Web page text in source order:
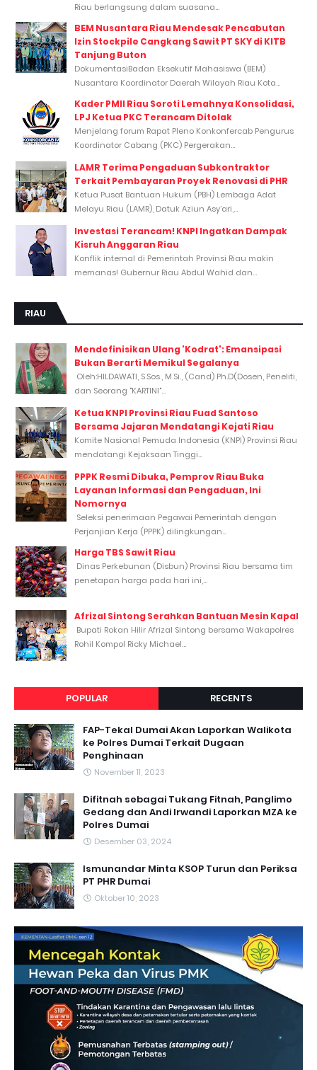
Riau berlangsung dalam suasana...
BEM Nusantara Riau Mendesak Pencabutan
Izin Stockpile Cangkang Sawit PT SKY di KITB
Tanjung Buton
DokumentasiBadan Eksekutif Mahasiswa (BEM)
Nusantara Koordinator Daerah Wilayah Riau Kota...
Kader PMII Riau Soroti Lemahnya Konsolidasi,
LPJ Ketua PKC Terancam Ditolak
Menjelang forum Rapat Pleno Konkonfercab Pengurus
Koordinator Cabang (PKC) Pergerakan...
LAMR Terima Pengaduan Subkontraktor
Terkait Pembayaran Proyek Renovasi di PHR
Ketua Pusat Bantuan Hukum (PBH) Lembaga Adat
Melayu Riau (LAMR), Datuk Aziun Asy’ari,...
Investasi Terancam! KNPI Ingatkan Dampak
Kisruh Anggaran Riau
Konflik internal di Pemerintah Provinsi Riau makin
memanas! Gubernur Riau Abdul Wahid dan...
RIAU
Mendefinisikan Ulang 'Kodrat': Emansipasi
Bukan Berarti Memikul Segalanya
Oleh:HILDAWATI, S.Sos., M.Si., (Cand) Ph.D(Dosen, Peneliti,
dan Seorang "KARTINI"...
Ketua KNPI Provinsi Riau Fuad Santoso
Bersama Jajaran Mendatangi Kejati Riau
Komite Nasional Pemuda Indonesia (KNPI) Provinsi Riau
mendatangi Kejaksaan Tinggi...
PPPK Resmi Dibuka, Pemprov Riau Buka
Layanan Informasi dan Pengaduan, Ini
Nomornya
Seleksi penerimaan Pegawai Pemerintah dengan
Perjanjian Kerja (PPPK) dilingkungan...
Harga TBS Sawit Riau
Dinas Perkebunan (Disbun) Provinsi Riau bersama tim
penetapan harga pada hari ini,...
Afrizal Sintong Serahkan Bantuan Mesin Kapal
Bupati Rokan Hilir Afrizal Sintong bersama Wakapolres
Rohil Kompol Ricky Michael...
POPULAR RECENTS
FAP-Tekal Dumai Akan Laporkan Walikota
ke Polres Dumai Terkait Dugaan
Penghinaan
November 11, 2023
Difitnah sebagai Tukang Fitnah, Panglimo
Gedang dan Andi Irwandi Laporkan MZA ke
Polres Dumai
Desember 03, 2024
Ismunandar Minta KSOP Turun dan Periksa
PT PHR Dumai
Oktober 10, 2023